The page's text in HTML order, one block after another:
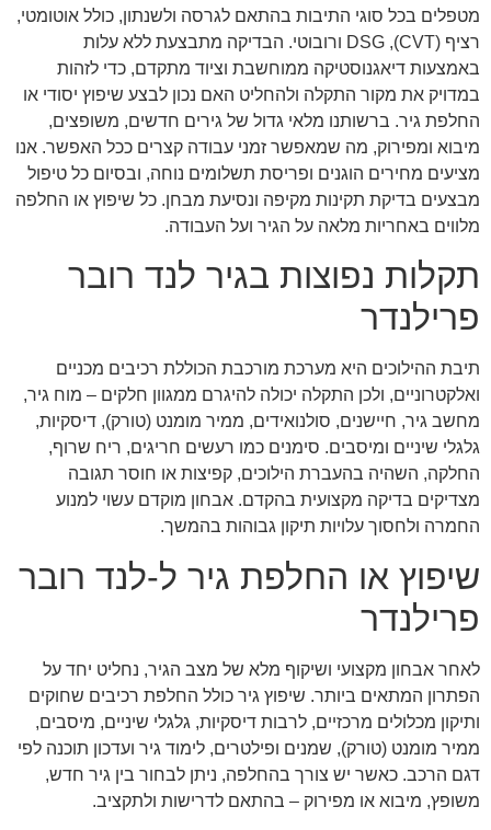
מטפלים בכל סוגי התיבות בהתאם לגרסה ולשנתון, כולל אוטומטי,
רציף (CVT), DSG ורובוטי. הבדיקה מתבצעת ללא עלות
באמצעות דיאגנוסטיקה ממוחשבת וציוד מתקדם, כדי לזהות
במדויק את מקור התקלה ולהחליט האם נכון לבצע שיפוץ יסודי או
החלפת גיר. ברשותנו מלאי גדול של גירים חדשים, משופצים,
מיבוא ומפירוק, מה שמאפשר זמני עבודה קצרים ככל האפשר. אנו
מציעים מחירים הוגנים ופריסת תשלומים נוחה, ובסיום כל טיפול
מבצעים בדיקת תקינות מקיפה ונסיעת מבחן. כל שיפוץ או החלפה
מלווים באחריות מלאה על הגיר ועל העבודה.
תקלות נפוצות בגיר לנד רובר
פרילנדר
תיבת ההילוכים היא מערכת מורכבת הכוללת רכיבים מכניים
ואלקטרוניים, ולכן התקלה יכולה להיגרם ממגוון חלקים – מוח גיר,
מחשב גיר, חיישנים, סולנואידים, ממיר מומנט (טורק), דיסקיות,
גלגלי שיניים ומיסבים. סימנים כמו רעשים חריגים, ריח שרוף,
החלקה, השהיה בהעברת הילוכים, קפיצות או חוסר תגובה
מצדיקים בדיקה מקצועית בהקדם. אבחון מוקדם עשוי למנוע
החמרה ולחסוך עלויות תיקון גבוהות בהמשך.
שיפוץ או החלפת גיר ל-לנד רובר
פרילנדר
לאחר אבחון מקצועי ושיקוף מלא של מצב הגיר, נחליט יחד על
הפתרון המתאים ביותר. שיפוץ גיר כולל החלפת רכיבים שחוקים
ותיקון מכלולים מרכזיים, לרבות דיסקיות, גלגלי שיניים, מיסבים,
ממיר מומנט (טורק), שמנים ופילטרים, לימוד גיר ועדכון תוכנה לפי
דגם הרכב. כאשר יש צורך בהחלפה, ניתן לבחור בין גיר חדש,
משופץ, מיבוא או מפירוק – בהתאם לדרישות ולתקציב.